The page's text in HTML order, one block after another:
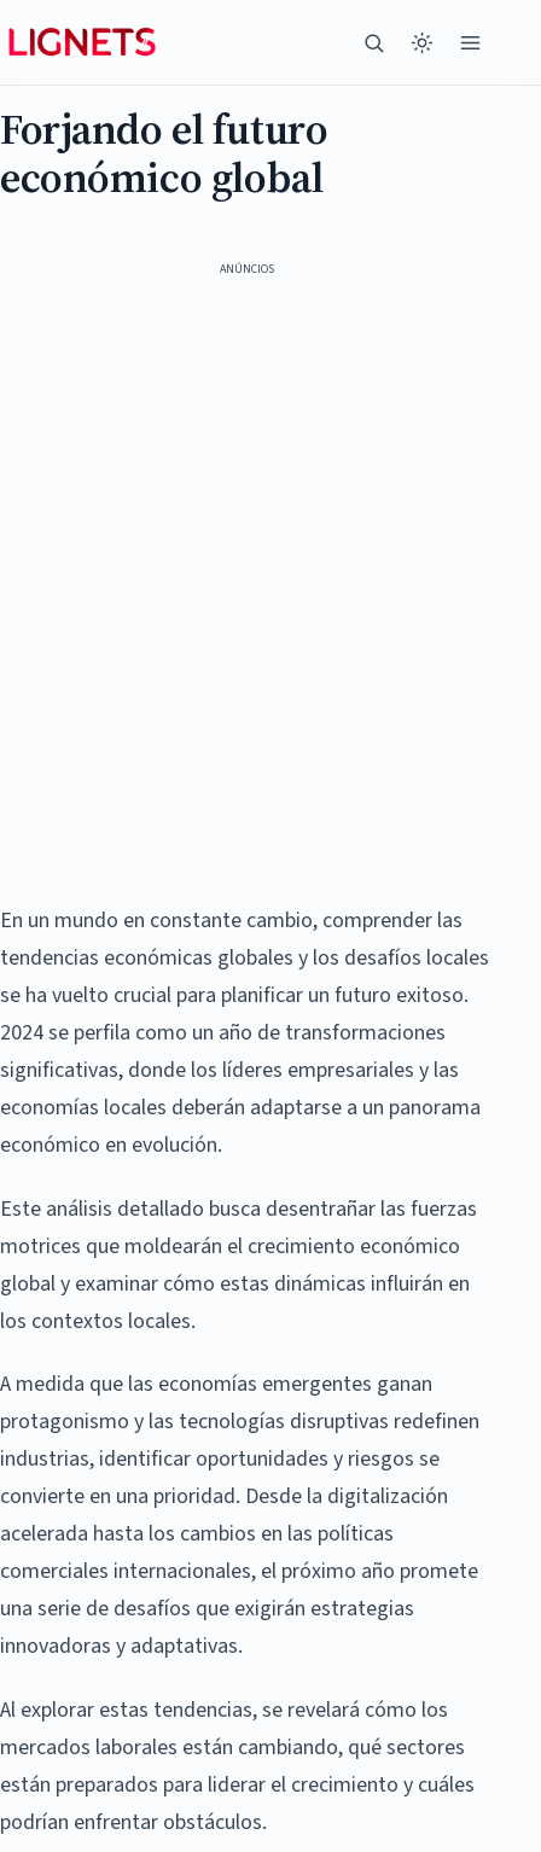
Forjando el futuro
económico global
ANÚNCIOS
En un mundo en constante cambio, comprender las
tendencias económicas globales y los desafíos locales
se ha vuelto crucial para planificar un futuro exitoso.
2024 se perfila como un año de transformaciones
significativas, donde los líderes empresariales y las
economías locales deberán adaptarse a un panorama
económico en evolución.
Este análisis detallado busca desentrañar las fuerzas
motrices que moldearán el crecimiento económico
global y examinar cómo estas dinámicas influirán en
los contextos locales.
A medida que las economías emergentes ganan
protagonismo y las tecnologías disruptivas redefinen
industrias, identificar oportunidades y riesgos se
convierte en una prioridad. Desde la digitalización
acelerada hasta los cambios en las políticas
comerciales internacionales, el próximo año promete
una serie de desafíos que exigirán estrategias
innovadoras y adaptativas.
Al explorar estas tendencias, se revelará cómo los
mercados laborales están cambiando, qué sectores
están preparados para liderar el crecimiento y cuáles
podrían enfrentar obstáculos.